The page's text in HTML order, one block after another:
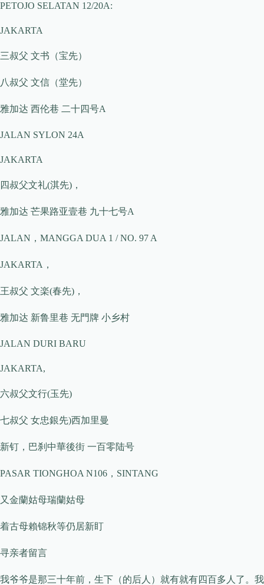
PETOJO SELATAN 12/20A:
JAKARTA
三叔父 文书（宝先）
八叔父 文信（堂先）
雅加达 西伦巷 二十四号A
JALAN SYLON 24A
JAKARTA
四叔父文礼(淇先)，
雅加达 芒果路亚壹巷 九十七号A
JALAN，MANGGA DUA 1 / NO. 97 A
JAKARTA，
王叔父 文楽(春先)，
雅加达 新鲁里巷 无門牌 小乡村
JALAN DURI BARU
JAKARTA,
六叔父文行(玉先)
七叔父 女忠銀先)西加里曼
新钉，巴刹中華後街 一百零陆号
PASAR TIONGHOA N106，SINTANG
又金蘭姑母瑞蘭姑母
着古母賴锦秋等仍居新盯
寻亲者留言
我爷爷是那三十年前，生下（的后人）就有就有四百多人了。我